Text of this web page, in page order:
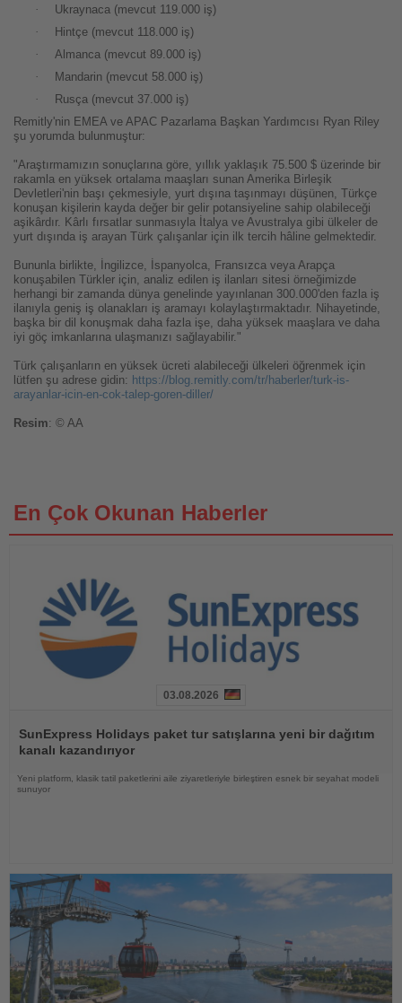
·
Ukraynaca (mevcut 119.000 iş)
·
Hintçe (mevcut 118.000 iş)
·
Almanca (mevcut 89.000 iş)
·
Mandarin (mevcut 58.000 iş)
·
Rusça (mevcut 37.000 iş)
Remitly'nin EMEA ve APAC Pazarlama Başkan Yardımcısı Ryan Riley
şu yorumda bulunmuştur:
"Araştırmamızın sonuçlarına göre, yıllık yaklaşık 75.500 $ üzerinde bir
rakamla en yüksek ortalama maaşları sunan Amerika Birleşik
Devletleri'nin başı çekmesiyle, yurt dışına taşınmayı düşünen, Türkçe
konuşan kişilerin kayda değer bir gelir potansiyeline sahip olabileceği
aşikârdır. Kârlı fırsatlar sunmasıyla İtalya ve Avustralya gibi ülkeler de
yurt dışında iş arayan Türk çalışanlar için ilk tercih hâline gelmektedir.
Bununla birlikte, İngilizce, İspanyolca, Fransızca veya Arapça
konuşabilen Türkler için, analiz edilen iş ilanları sitesi örneğimizde
herhangi bir zamanda dünya genelinde yayınlanan 300.000'den fazla iş
ilanıyla geniş iş olanakları iş aramayı kolaylaştırmaktadır. Nihayetinde,
başka bir dil konuşmak daha fazla işe, daha yüksek maaşlara ve daha
iyi göç imkanlarına ulaşmanızı sağlayabilir."
Türk çalışanların en yüksek ücreti alabileceği ülkeleri öğrenmek için
lütfen şu adrese gidin: https://blog.remitly.com/tr/haberler/turk-is-
arayanlar-icin-en-cok-talep-goren-diller/
Resim: © AA
En Çok Okunan Haberler
Oku
03.08.2026
SunExpress Holidays paket tur satışlarına yeni bir dağıtım
kanalı kazandırıyor
Yeni platform, klasik tatil paketlerini aile ziyaretleriyle birleştiren esnek bir seyahat modeli
sunuyor